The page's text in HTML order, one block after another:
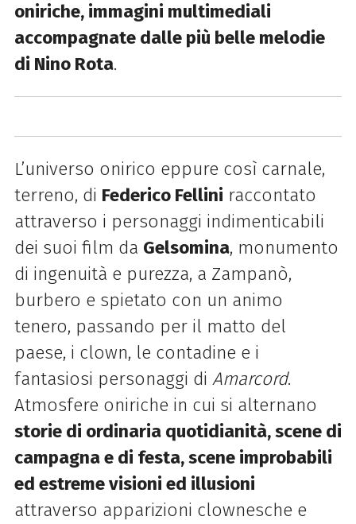
oniriche, immagini multimediali
accompagnate dalle più belle melodie
di Nino Rota.
L’universo onirico eppure così carnale,
terreno, di Federico Fellini raccontato
attraverso i personaggi indimenticabili
dei suoi film da Gelsomina, monumento
di ingenuità e purezza, a Zampanò,
burbero e spietato con un animo
tenero, passando per il matto del
paese, i clown, le contadine e i
fantasiosi personaggi di Amarcord.
Atmosfere oniriche in cui si alternano
storie di ordinaria quotidianità, scene di
campagna e di festa, scene improbabili
ed estreme visioni ed illusioni
attraverso apparizioni clownesche e